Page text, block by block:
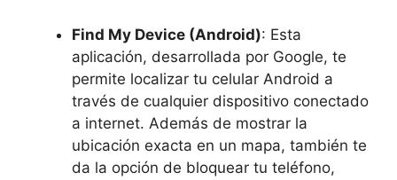
Find​ My Device​ (Android): Esta
aplicación, desarrollada por Google, te
permite localizar tu celular ⁢Android a
través de cualquier dispositivo conectado
a internet.⁢ Además de mostrar‍ la
ubicación ⁣exacta en ⁤un mapa, ⁢también te⁣
da la opción de bloquear ⁣tu teléfono,